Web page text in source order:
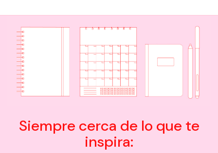
Siempre cerca de lo que te
inspira: